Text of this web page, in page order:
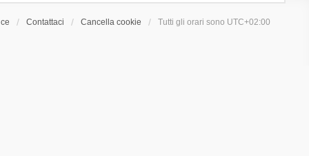
Contattaci Cancella cookie Tutti gli orari sono UTC+02:00